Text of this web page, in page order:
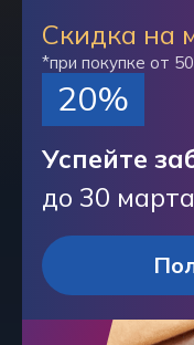
Скидка на
*при покупке от
20%
Успейте
до 30 марта